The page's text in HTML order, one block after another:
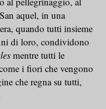
aquel, in una
quando tutti insieme
di loro, condividono
mentre tutti le
i fiori che vengono
che regna su tutti,